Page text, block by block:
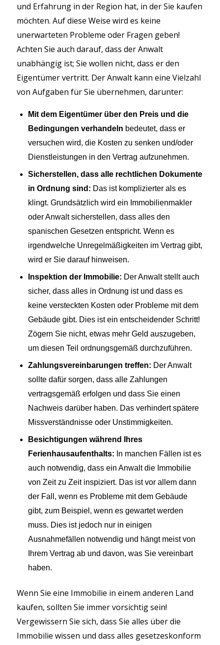
und Erfahrung in der Region hat, in der Sie kaufen
möchten. Auf diese Weise wird es keine
unerwarteten Probleme oder Fragen geben!
Achten Sie auch darauf, dass der Anwalt
unabhängig ist; Sie wollen nicht, dass er den
Eigentümer vertritt. Der Anwalt kann eine Vielzahl
von Aufgaben für Sie übernehmen, darunter:
Mit dem Eigentümer über den Preis und die
Bedingungen verhandeln bedeutet, dass er
versuchen wird, die Kosten zu senken und/oder
Dienstleistungen in den Vertrag aufzunehmen.
Sicherstellen, dass alle rechtlichen Dokumente
in Ordnung sind: Das ist komplizierter als es
klingt. Grundsätzlich wird ein Immobilienmakler
oder Anwalt sicherstellen, dass alles den
spanischen Gesetzen entspricht. Wenn es
irgendwelche Unregelmäßigkeiten im Vertrag gibt,
wird er Sie darauf hinweisen.
Inspektion der Immobilie: Der Anwalt stellt auch
sicher, dass alles in Ordnung ist und dass es
keine versteckten Kosten oder Probleme mit dem
Gebäude gibt. Dies ist ein entscheidender Schritt!
Zögern Sie nicht, etwas mehr Geld auszugeben,
um diesen Teil ordnungsgemäß durchzuführen.
Zahlungsvereinbarungen treffen: Der Anwalt
sollte dafür sorgen, dass alle Zahlungen
vertragsgemäß erfolgen und dass Sie einen
Nachweis darüber haben. Das verhindert spätere
Missverständnisse oder Unstimmigkeiten.
Besichtigungen während Ihres
Ferienhausaufenthalts: In manchen Fällen ist es
auch notwendig, dass ein Anwalt die Immobilie
von Zeit zu Zeit inspiziert. Das ist vor allem dann
der Fall, wenn es Probleme mit dem Gebäude
gibt, zum Beispiel, wenn es gewartet werden
muss. Dies ist jedoch nur in einigen
Ausnahmefällen notwendig und hängt meist von
Ihrem Vertrag ab und davon, was Sie vereinbart
haben.
Wenn Sie eine Immobilie in einem anderen Land
kaufen, sollten Sie immer vorsichtig sein!
Vergewissern Sie sich, dass Sie alles über die
Immobilie wissen und dass alles gesetzeskonform